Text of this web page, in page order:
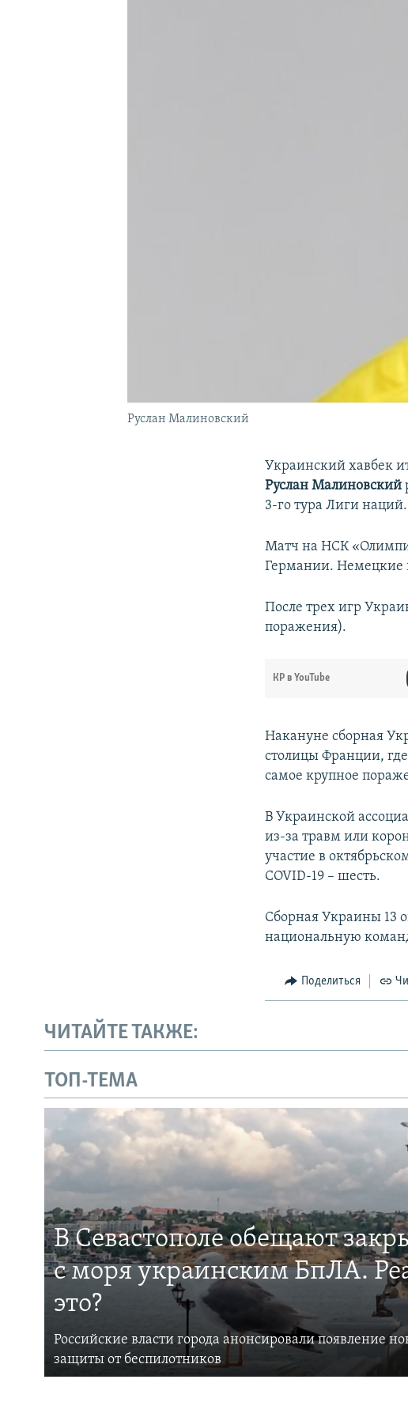
Руслан Малиновский
Украинский хавбек
Руслан Малиновский
3-го тура Лиги наций.
Матч на НСК
Германии. Немецкие
После трех игр
поражения).
КР в YouTube
Накануне сборная
столицы Франции,
самое крупное
В Украинской
из-за травм или
участие в
COVID-19 – шесть.
Сборная Украины 13
национальную
Поделиться
ЧИТАЙТЕ ТАКЖЕ:
ТОП-ТЕМА
В Севастополе обещают
с моря украинским БпЛА.
это?
Российские власти города анонсировали появление
защиты от беспилотников